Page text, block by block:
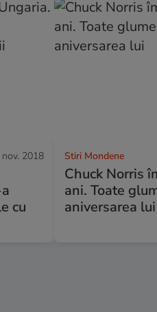
2018
cu
Stiri Mondene
Chuck Norris
ani. Toate
aniversarea lui